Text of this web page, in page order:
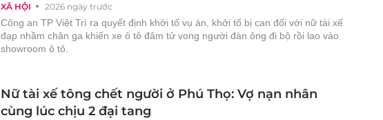
XÃ HỘI 2026 ngày trước
Công an TP Việt Trì ra quyết định khởi tố vụ án, khởi tố bị can đối với nữ tài xế
đạp nhầm chân ga khiến xe ô tô đâm tử vong người đàn ông đi bộ rồi lao vào
showroom ô tô.
Nữ tài xế tông chết người ở Phú Thọ: Vợ nạn nhân
cùng lúc chịu 2 đại tang